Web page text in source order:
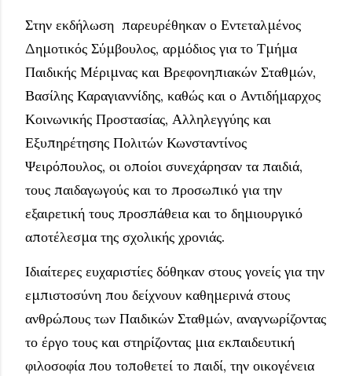
Στην εκδήλωση παρευρέθηκαν ο Εντεταλμένος
Δημοτικός Σύμβουλος, αρμόδιος για το Τμήμα
Παιδικής Μέριμνας και Βρεφονηπιακών Σταθμών,
Βασίλης Καραγιαννίδης, καθώς και ο Αντιδήμαρχος
Κοινωνικής Προστασίας, Αλληλεγγύης και
Εξυπηρέτησης Πολιτών Κωνσταντίνος
Ψειρόπουλος, οι οποίοι συνεχάρησαν τα παιδιά,
τους παιδαγωγούς και το προσωπικό για την
εξαιρετική τους προσπάθεια και το δημιουργικό
αποτέλεσμα της σχολικής χρονιάς.
Ιδιαίτερες ευχαριστίες δόθηκαν στους γονείς για την
εμπιστοσύνη που δείχνουν καθημερινά στους
ανθρώπους των Παιδικών Σταθμών, αναγνωρίζοντας
το έργο τους και στηρίζοντας μια εκπαιδευτική
φιλοσοφία που τοποθετεί το παιδί, την οικογένεια